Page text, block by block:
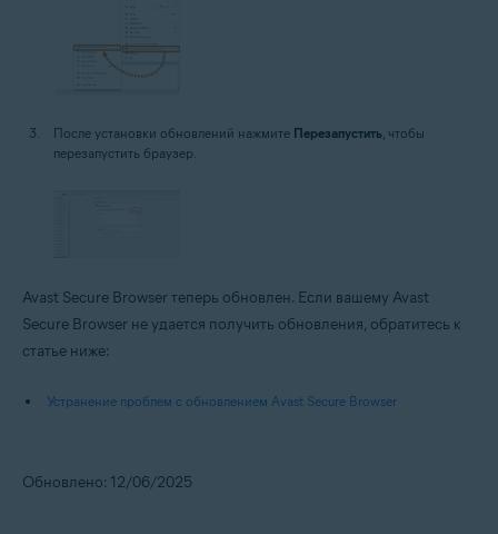
После установки обновлений нажмите Перезапустить , чтобы
перезапустить браузер.
Avast Secure Browser теперь обновлен. Если вашему Avast
Secure Browser не удается получить обновления, обратитесь к
статье ниже:
Устранение проблем с обновлением Avast Secure Browser
Обновлено: 12/06/2025